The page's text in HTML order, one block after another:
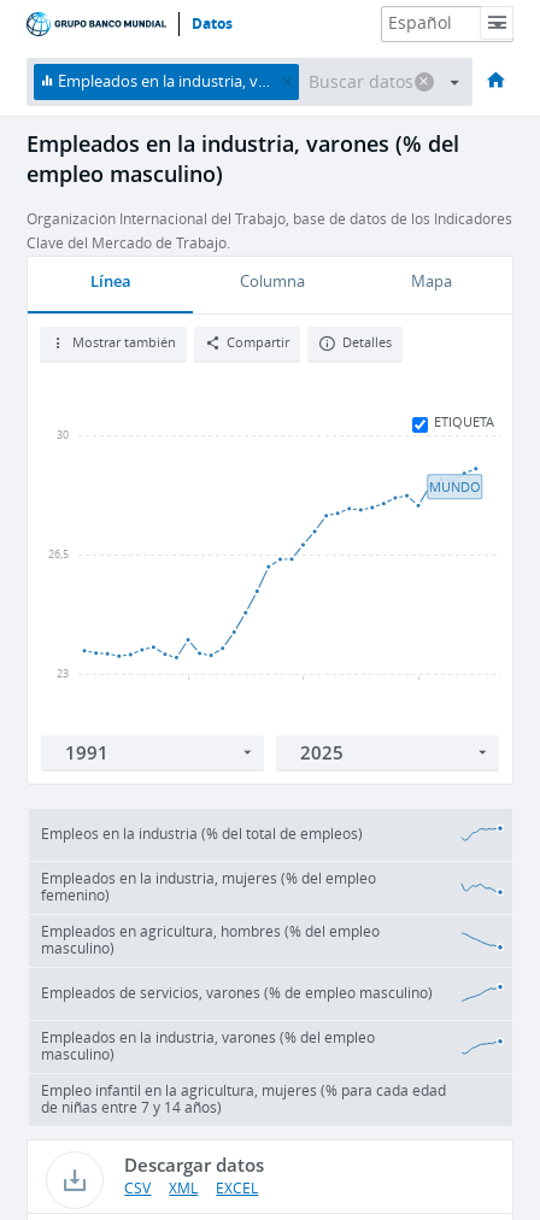
Datos
HOME Economías Temas Datos y recursos Sobre nosotros
Empleados en la industria, varones (% del empleo masculino)
Empleados en la industria, varones (% del
empleo masculino)
Organización Internacional del Trabajo, base de datos de los Indicadores
Clave del Mercado de Trabajo.
Línea Columna Mapa
Mostrar también Compartir Detalles
ETIQUETA
23
26,5
30
MUNDO
Empleos en la industria (% del total de empleos)
Empleados en la industria, mujeres (% del empleo
femenino)
Empleados en agricultura, hombres (% del empleo
masculino)
Empleados de servicios, varones (% de empleo masculino)
Empleados en la industria, varones (% del empleo
masculino)
Empleo infantil en la agricultura, mujeres (% para cada edad
de niñas entre 7 y 14 años)
Descargar datos
CSV XML EXCEL